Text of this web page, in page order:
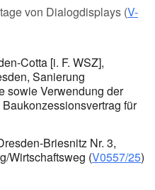
von Dialogdisplays (V-
Cotta [i. F. WSZ],
Sanierung
sowie Verwendung der
für
Briesnitz Nr. 3,
Wirtschaftsweg (V0557/25)